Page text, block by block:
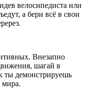
велосипедиста или
а бери всё в свои
Внезапно
шагай в
ты демонстрируешь
мира.